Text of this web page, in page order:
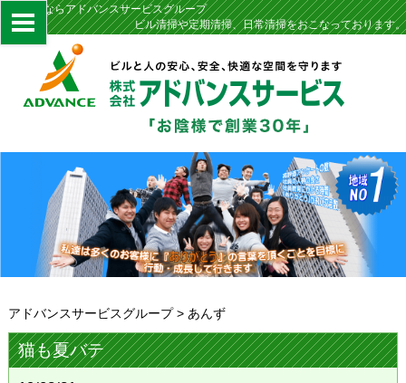
定期清掃ならアドバンスサービスグループ
ビル清掃や定期清掃、日常清掃をおこなっております。
アドバンスサービスグループ> あんず
猫も夏バテ